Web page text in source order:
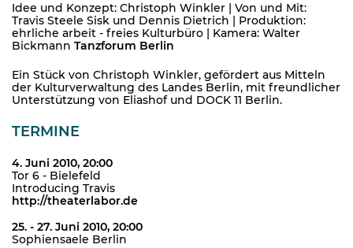
Idee und Konzept: Christoph Winkler | Von und Mit:
Travis Steele Sisk und Dennis Dietrich | Produktion:
ehrliche arbeit - freies Kulturbüro | Kamera: Walter
Bickmann Tanzforum Berlin
Ein Stück von Christoph Winkler, gefördert aus Mitteln
der Kulturverwaltung des Landes Berlin, mit freundlicher
Unterstützung von Eliashof und DOCK 11 Berlin.
TERMINE
4. Juni 2010, 20:00
Tor 6 - Bielefeld
Introducing Travis
http://theaterlabor.de
25. - 27. Juni 2010, 20:00
Sophiensaele Berlin